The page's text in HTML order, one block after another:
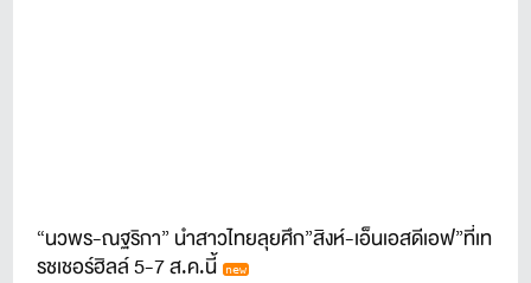
“นวพร-ณฐริกา” นำสาวไทยลุยศึก”สิงห์-เอ็นเอสดีเอฟ”ที่เท
รชเชอร์ฮิลล์ 5-7 ส.ค.นี้